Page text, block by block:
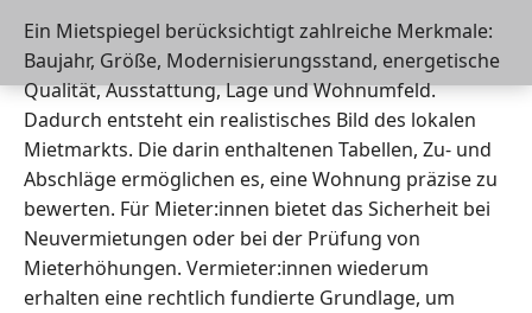
Ein Mietspiegel berücksichtigt zahlreiche Merkmale:
Baujahr, Größe, Modernisierungsstand, energetische
Qualität, Ausstattung, Lage und Wohnumfeld.
Dadurch entsteht ein realistisches Bild des lokalen
Mietmarkts. Die darin enthaltenen Tabellen, Zu- und
Abschläge ermöglichen es, eine Wohnung präzise zu
bewerten. Für Mieter:innen bietet das Sicherheit bei
Neuvermietungen oder bei der Prüfung von
Mieterhöhungen. Vermieter:innen wiederum
erhalten eine rechtlich fundierte Grundlage, um